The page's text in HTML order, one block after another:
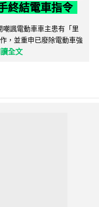
終結電車指令
諷電動車車主患有「里
，並重申已廢除電動車強
全文